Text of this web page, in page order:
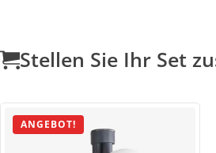
Stellen Sie Ihr Set
ANGEBOT!